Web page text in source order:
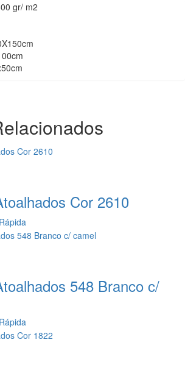
gr/ m2
Cor 2610
548 Branco c/